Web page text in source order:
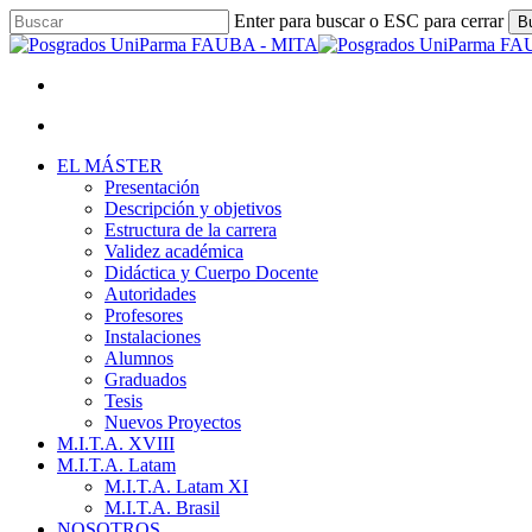
Skip
to
content
Enter para buscar o ESC para cerrar
Close
Menu
Menu
EL MÁSTER
Presentación
Descripción y objetivos
Estructura de la carrera
Validez académica
Didáctica y Cuerpo Docente
Autoridades
Profesores
Instalaciones
Alumnos
Graduados
Tesis
Nuevos Proyectos
M.I.T.A. XVIII
M.I.T.A. Latam
M.I.T.A. Latam XI
M.I.T.A. Brasil